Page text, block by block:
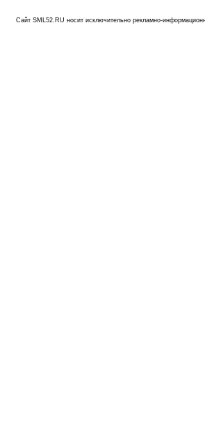
Сайт SML52.RU носит исключительно рекламно-